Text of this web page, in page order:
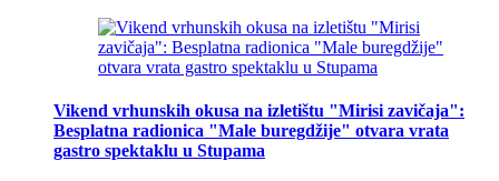
Vikend vrhunskih okusa na izletištu "Mirisi zavičaja":
Besplatna radionica "Male buregdžije" otvara vrata
gastro spektaklu u Stupama